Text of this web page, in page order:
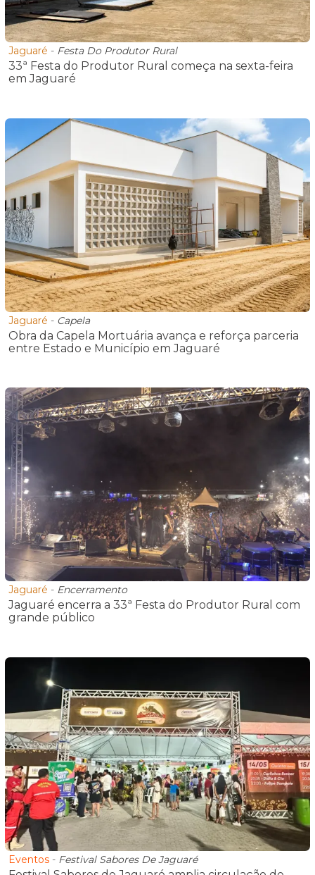
Jaguaré - Festa Do Produtor Rural
33ª Festa do Produtor Rural começa na sexta-feira
em Jaguaré
Jaguaré - Capela
Obra da Capela Mortuária avança e reforça parceria
entre Estado e Município em Jaguaré
Jaguaré - Encerramento
Jaguaré encerra a 33ª Festa do Produtor Rural com
grande público
Eventos - Festival Sabores De Jaguaré